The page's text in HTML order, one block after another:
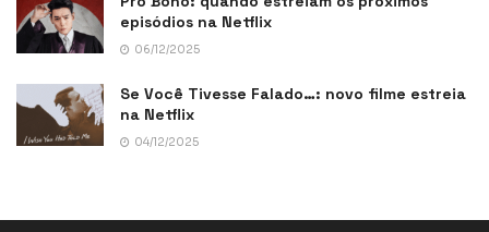
episódios na Netflix
06/12/2025
Se Você Tivesse Falado…: novo filme estreia
na Netflix
04/12/2025